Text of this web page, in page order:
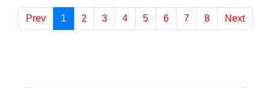
Prev 1 (current)
2 3 4 5 6 7 8 Next